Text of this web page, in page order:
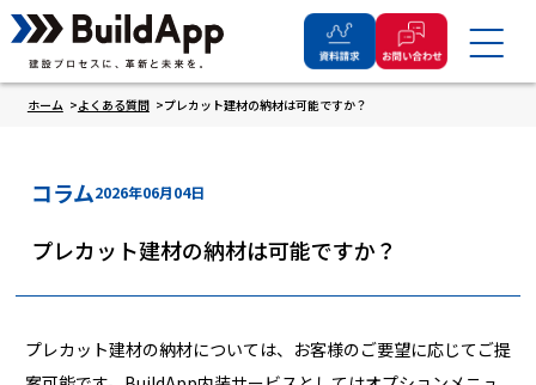
ホーム よくある質問 プレカット建材の納材は可能ですか？
コラム2026年06月04日
プレカット建材の納材は可能ですか？
プレカット建材の納材については、お客様のご要望に応じてご提